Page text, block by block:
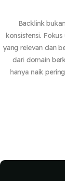
Backlink
konsistensi.
yang relevan
dari domain
hanya naik